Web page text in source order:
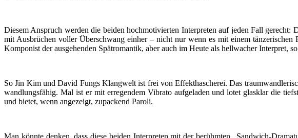
Diesem Anspruch werden die beiden hochmotivierten Interpreten auf jeden Fall
mit Ausbrüchen voller Überschwang einher – nicht nur wenn es mit einem
Komponist der ausgehenden Spätromantik, aber auch im Heute als hellwacher Interpret,
So Jin Kim und David Fungs Klangwelt ist frei von Effekthascherei. Das
wandlungsfähig. Mal ist er mit erregendem Vibrato aufgeladen und lotet glasklar die
und bietet, wenn angezeigt, zupackend Paroli.
Man könnte denken, dass diese beiden Interpreten mit der berühmten „Sandwich-